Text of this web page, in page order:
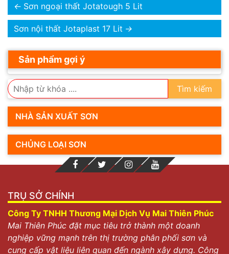
← Sơn ngoại thất Jotatough 5 Lit
Sơn nội thất Jotaplast 17 Lit →
Sản phẩm gợi ý
Tìm kiếm
NHÀ SẢN XUẤT SƠN
CHỦNG LOẠI SƠN
TRỤ SỞ CHÍNH
Công Ty TNHH Thương Mại Dịch Vụ Mai Thiên Phúc
Mai Thiên Phúc đặt mục tiêu trở thành một doanh
nghiệp vững mạnh trên thị trường phân phối sơn và
cung cấp vật liệu liên quan đến ngành xây dựng. Công